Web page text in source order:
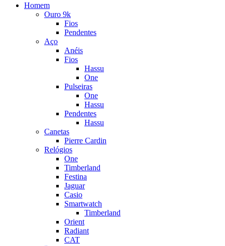
Homem
Ouro 9k
Fios
Pendentes
Aço
Anéis
Fios
Hassu
One
Pulseiras
One
Hassu
Pendentes
Hassu
Canetas
Pierre Cardin
Relógios
One
Timberland
Festina
Jaguar
Casio
Smartwatch
Timberland
Orient
Radiant
CAT